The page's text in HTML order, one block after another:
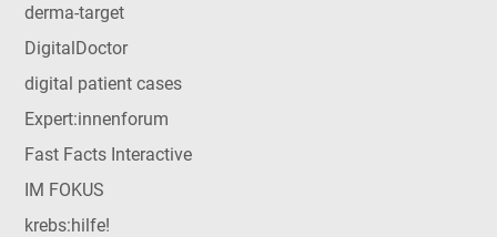
derma-target
DigitalDoctor
digital patient cases
Expert:innenforum
Fast Facts Interactive
IM FOKUS
krebs:hilfe!